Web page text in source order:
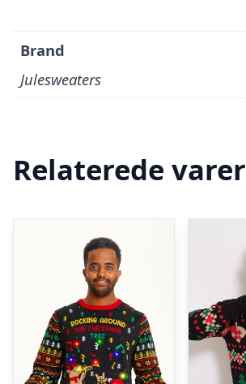
Brand
Julesweaters
Relaterede varer